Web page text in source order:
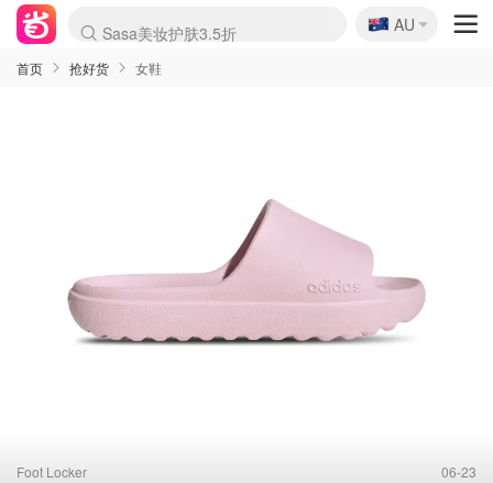
lululemon本周上新
Sasa美妆护肤3.5折
SSENSE年中3折
FreshBeauty好价汇总
Cettire降价+叠9折
Farfetch折上8折
WWS Coles超市实拍
viagogo二手票捡漏
Myer清仓1折起
The Outnet奢牌1折起
David Jones 3折起
Flannels大牌1折
Perfumes Club护肤1折
AMIRO返校季6.2折
Oweek抽奖送Airpods
Amazon折扣汇总
eToro入金$200送$50
Amazon数码好物
ICONIC本周7.5折
ThedoubleF高奢地板价
Moose Knuckles 6折
丝芙兰5折起
EUFY官网3.7折起
Selenichast首饰2折
Trip机票酒店促销
YSL送5件彩妆礼
Amazon家居好物
BIGBANG巡演开票
David Jones时尚3折
Amazon美妆护肤
雅漾大喷$8
过敏原检测盒$33
伊索独家赠50ml沐浴露
科颜氏送高保湿面霜
SEALIFE海洋馆门票6折
丝塔芙大白罐$16
订阅Newsletter送香薰
Cult Beauty 6.8折
Harrods圣诞日历2.3折
LN-CC奢牌私促3折
d'Alba空姐喷雾$16
EVE LOM套装逆天2折
Bernardelli独家4折
Adore Beauty 6折起
CT圣诞日历
Mytheresa奢品2.7折
🇦🇺
AU
首页 抢好货 女鞋
Foot Locker 06-23